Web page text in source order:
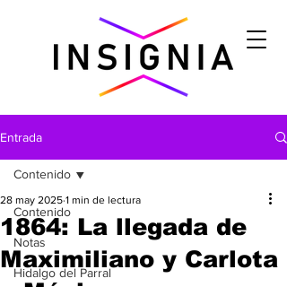
Entrada
Contenido
Notas
Hidalgo del Parral
Contenido
1864: La llegada de
Maximiliano y Carlota
28 may 2025 1 min de lectura